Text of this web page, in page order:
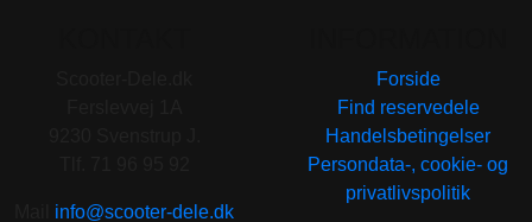
info@scooter-dele.dk
Forside
Find reservedele
Handelsbetingelser
Persondata-, cookie- og
privatlivspolitik